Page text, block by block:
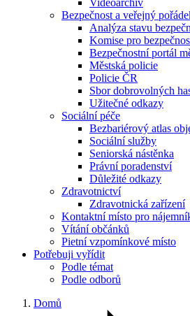
Bezpečnost a veřejný
Analýza stavu
Komise pro
Bezpečnostní portál
Městská policie
Policie ČR
Sbor dobrovolných
Užitečné odkazy
Sociální péče
Bezbariérový atlas
Sociální služby
Seniorská nástěnka
Právní poradenství
Důležité odkazy
Zdravotnictví
Zdravotnická zařízení
Kontaktní místo pro
Vítání občánků
Pietní vzpomínkové místo
Potřebuji vyřídit
Podle témat
Podle odborů
Domů